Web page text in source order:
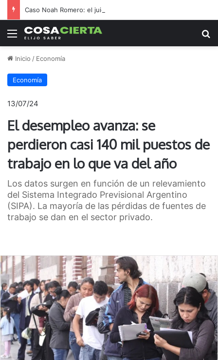
Menú
Inicio / Economía
Economía
13/07/24
El desempleo avanza: se
perdieron casi 140 mil puestos de
trabajo en lo que va del año
Los datos surgen en función de un relevamiento
del Sistema Integrado Previsional Argentino
(SIPA). La mayoría de las pérdidas de fuentes de
trabajo se dan en el sector privado.